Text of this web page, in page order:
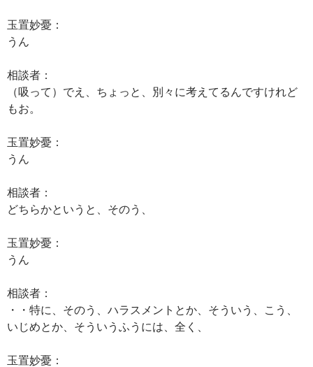
玉置妙憂：
うん
相談者：
（吸って）でえ、ちょっと、別々に考えてるんですけれど
もお。
玉置妙憂：
うん
相談者：
どちらかというと、そのう、
玉置妙憂：
うん
相談者：
・・特に、そのう、ハラスメントとか、そういう、こう、
いじめとか、そういうふうには、全く、
玉置妙憂：